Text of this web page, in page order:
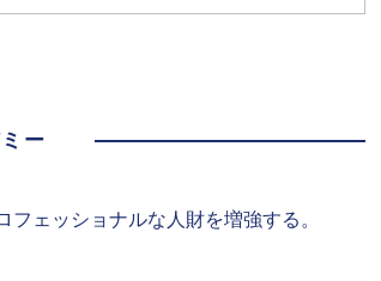
ー
ェッショナルな人財を増強する。